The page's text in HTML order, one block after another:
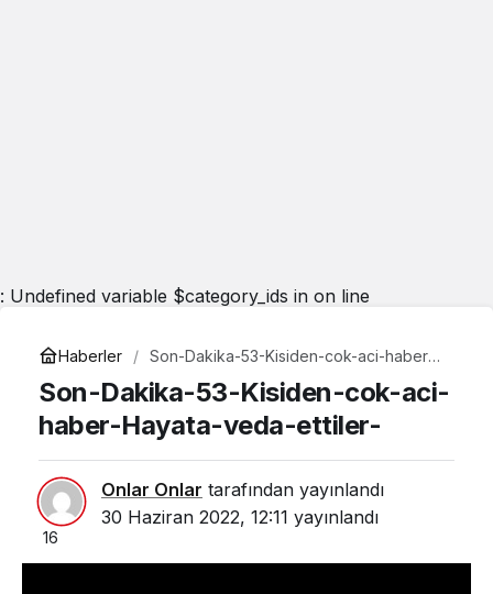
: Undefined variable $category_ids in on line
Haberler
Son-Dakika-53-Kisiden-cok-aci-haber-
Son-Dakika-53-Kisiden-cok-aci-
haber-Hayata-veda-ettiler-
Onlar Onlar tarafından yayınlandı
30 Haziran 2022, 12:11 yayınlandı
16